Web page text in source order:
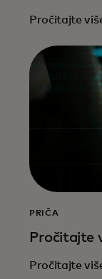
Pročitajte
PRIČA
Pročitajte
Pročitajte